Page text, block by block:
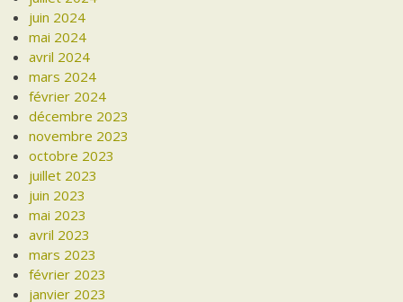
juin 2024
mai 2024
avril 2024
mars 2024
février 2024
décembre 2023
novembre 2023
octobre 2023
juillet 2023
juin 2023
mai 2023
avril 2023
mars 2023
février 2023
janvier 2023